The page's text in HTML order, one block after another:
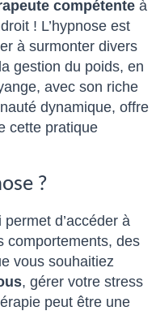
compétente à
! L’hypnose est
à surmonter divers
gestion du poids, en
avec son riche
dynamique, offre
cette pratique
?
d’accéder à
comportements, des
vous souhaitiez
, gérer votre stress
peut être une